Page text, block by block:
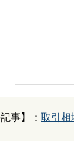
事】： 取引相